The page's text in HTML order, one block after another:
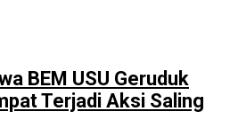
BEM USU Geruduk
Terjadi Aksi Saling